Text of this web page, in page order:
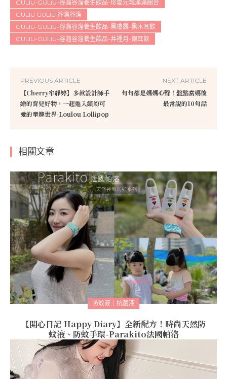
GULIU-GULIU-谷溜谷溜養生飲品-珍愛元氣滿滿組合
GULIU GULIU 谷溜谷溜
GULIU-GULIU-谷溜谷溜養生飲品-黑瓊露-黑木耳飲
GULIU-GULIU-谷溜谷溜養生飲品-井裡月-銀耳飲
PREVIOUS ARTICLE
【Cherry牟靜婷】多款設計師手
繪的育兒好物，一起進入繽紛可
愛的童趣世界-Loulou Lollipop
NEXT ARTICLE
句句都是媽媽心聲！盤點當媽後
最常說的10句話
相關文章
防蚊液｜抗菌液
【開心日記 Happy Diary】全新配方！時尚天然防
蚊液、防蚊手環-Parakito法國帕洛